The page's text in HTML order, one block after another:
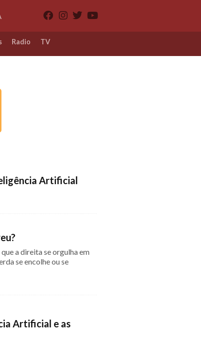
Radio TV
Artificial
a direita se orgulha em
se encolhe ou se
Artificial e as